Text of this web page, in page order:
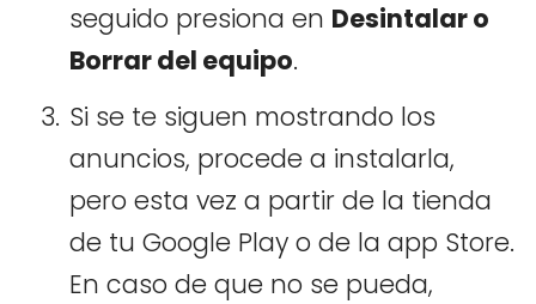
seguido presiona en Desintalar o
Borrar del equipo.
Si se te siguen mostrando los
anuncios, procede a instalarla,
pero esta vez a partir de la tienda
de tu Google Play o de la app Store.
En caso de que no se pueda,